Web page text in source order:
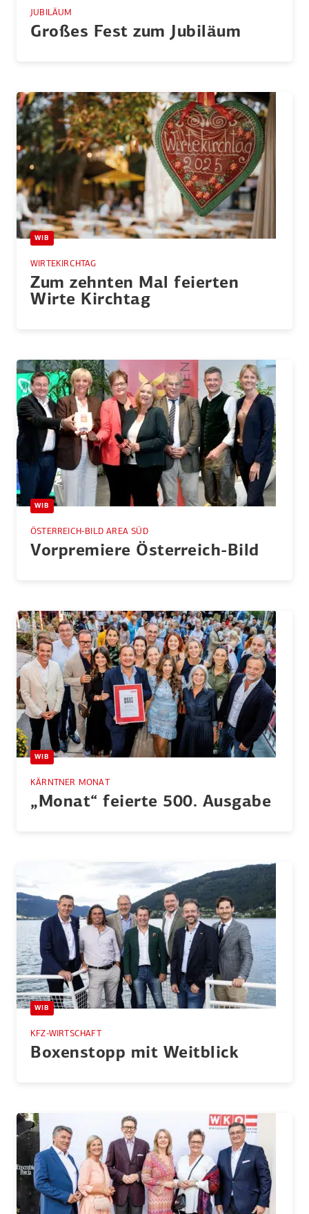
JUBILÄUM
Großes Fest zum Jubiläum
WIB
WIRTEKIRCHTAG
Zum zehnten Mal feierten
Wirte Kirchtag
WIB
ÖSTERREICH-BILD AREA SÜD
Vorpre­miere Öster­reich-Bild
WIB
KÄRNTNER MONAT
„Monat“ feierte 500. Ausgabe
WIB
KFZ-WIRTSCHAFT
Boxen­stopp mit Weitblick